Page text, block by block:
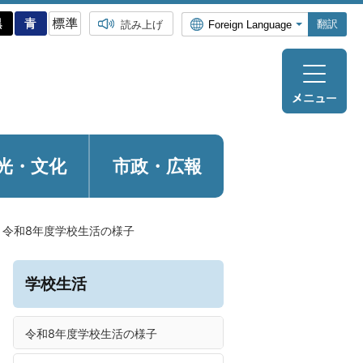
読み上げ 翻訳
・ 文化 市政・広報
令和8年度学校生活の様子
学校生活
令和8年度学校生活の様子